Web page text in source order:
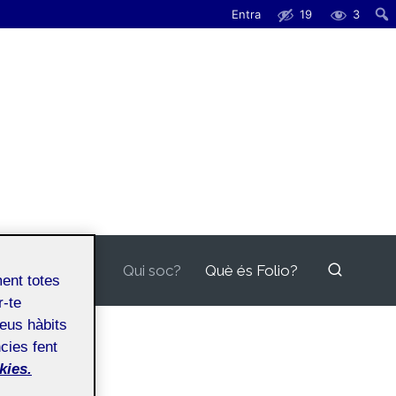
Entra 19 3
Qui soc? Què és Folio?
totes
te
hàbits
fent